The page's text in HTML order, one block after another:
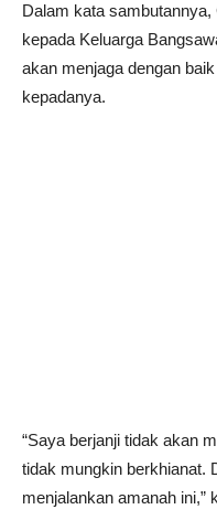
Dalam kata
kepada Keluarga
akan menjaga dengan
kepadanya.
“Saya berjanji tidak akan
tidak mungkin berkhianat.
menjalankan amanah ini,”